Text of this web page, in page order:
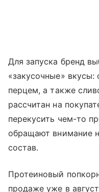
Для запуска бренд
«закусочные»
перцем, а также
рассчитан на
перекусить чем-то
обращают внимание
состав.
Протеиновый
продаже уже в